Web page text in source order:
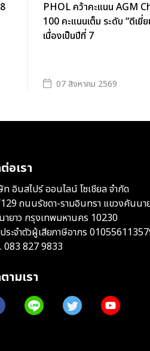
PHOL คว้าคะแนน AGM
100 คะแนนเต็ม ระดับ “ดีเยี่
เนื่องเป็นปีที่ 7
07 สิงหาคม 2569
อเรา
อินสไปร์ ออนไลน์ โซเชียล จำกัด
ถนนรัชดา-รามอินทรา แขวงคันนา
ยาว กรุงเทพมหานคร 10230
ระจำตัวผู้เสียภาษีอากร
083 827 9833
ามเรา